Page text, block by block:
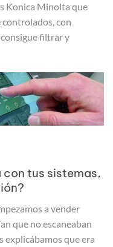
Konica Minolta que
con
filtrar y
con tus sistemas,
a vender
que no escaneaban
explicábamos que era